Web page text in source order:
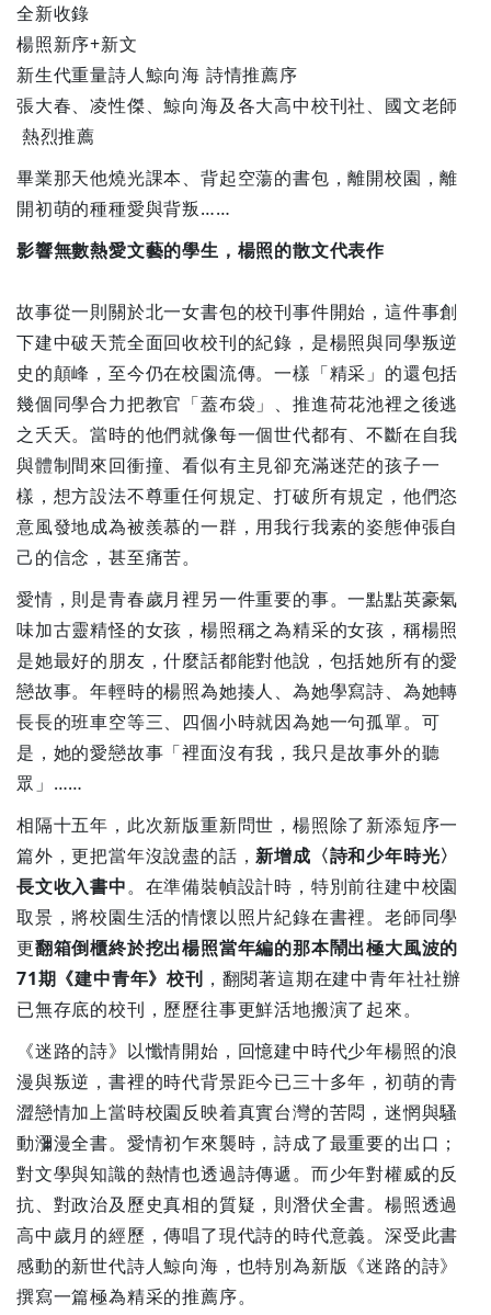
全新收錄
楊照新序+新文
新生代重量詩人鯨向海 詩情推薦序
張大春、凌性傑、鯨向海及各大高中校刊社、國文老師
熱烈推薦
畢業那天他燒光課本、背起空蕩的書包，離開校園，離
開初萌的種種愛與背叛……
影響無數熱愛文藝的學生，楊照的散文代表作
故事從一則關於北一女書包的校刊事件開始，這件事創
下建中破天荒全面回收校刊的紀錄，是楊照與同學叛逆
史的顛峰，至今仍在校園流傳。一樣「精采」的還包括
幾個同學合力把教官「蓋布袋」、推進荷花池裡之後逃
之夭夭。當時的他們就像每一個世代都有、不斷在自我
與體制間來回衝撞、看似有主見卻充滿迷茫的孩子一
樣，想方設法不尊重任何規定、打破所有規定，他們恣
意風發地成為被羨慕的一群，用我行我素的姿態伸張自
己的信念，甚至痛苦。
愛情，則是青春歲月裡另一件重要的事。一點點英豪氣
味加古靈精怪的女孩，楊照稱之為精采的女孩，稱楊照
是她最好的朋友，什麼話都能對他說，包括她所有的愛
戀故事。年輕時的楊照為她揍人、為她學寫詩、為她轉
長長的班車空等三、四個小時就因為她一句孤單。可
是，她的愛戀故事「裡面沒有我，我只是故事外的聽
眾」……
相隔十五年，此次新版重新問世，楊照除了新添短序一
篇外，更把當年沒說盡的話，新增成〈詩和少年時光〉
長文收入書中。在準備裝幀設計時，特別前往建中校園
取景，將校園生活的情懷以照片紀錄在書裡。老師同學
更翻箱倒櫃終於挖出楊照當年編的那本鬧出極大風波的
71期《建中青年》校刊 ，翻閱著這期在建中青年社社辦
已無存底的校刊，歷歷往事更鮮活地搬演了起來。
《迷路的詩》以懺情開始，回憶建中時代少年楊照的浪
漫與叛逆，書裡的時代背景距今已三十多年，初萌的青
澀戀情加上當時校園反映着真實台灣的苦悶，迷惘與騷
動瀰漫全書。愛情初乍來襲時，詩成了最重要的出口；
對文學與知識的熱情也透過詩傳遞。而少年對權威的反
抗、對政治及歷史真相的質疑，則潛伏全書。楊照透過
高中歲月的經歷，傳唱了現代詩的時代意義。深受此書
感動的新世代詩人鯨向海，也特別為新版《迷路的詩》
撰寫一篇極為精采的推薦序。